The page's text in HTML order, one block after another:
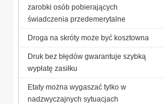
zarobki osób pobierających
świadczenia przedemerytalne
Droga na skróty może być kosztowna
Druk bez błędów gwarantuje szybką
wypłatę zasiłku
Etaty można wygaszać tylko w
nadzwyczajnych sytuacjach